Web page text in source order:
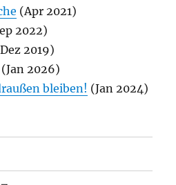
(Apr 2021)
2022)
2019)
(Jan 2026)
bleiben! (Jan 2024)